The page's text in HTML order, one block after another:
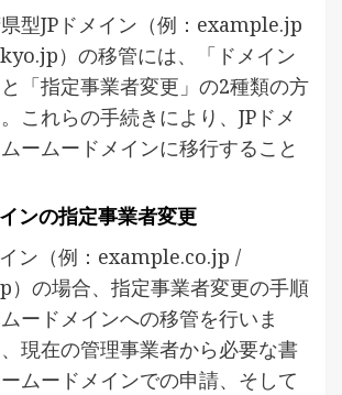
型JPドメイン（例：example.jp
）の移管には、「ドメイン
「指定事業者変更」の2種類の方
これらの手続きにより、JPドメ
ームードメインに移行すること
ンの指定事業者変更
イン（例：example.co.jp /
の場合、指定事業者変更の手順
ードメインへの移管を行いま
現在の管理事業者から必要な書
ムードメインでの申請、そして